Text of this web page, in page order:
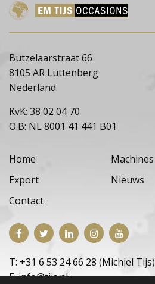
Butzelaarstraat 66
8105 AR Luttenberg
Nederland
KvK: 38 02 04 70
O.B: NL 8001 41 441 B01
Home
Machines
Export
Nieuws
Contact
T: +31 6 53 24 66 28 (Michiel Tijs)
E: info@tijs.nl